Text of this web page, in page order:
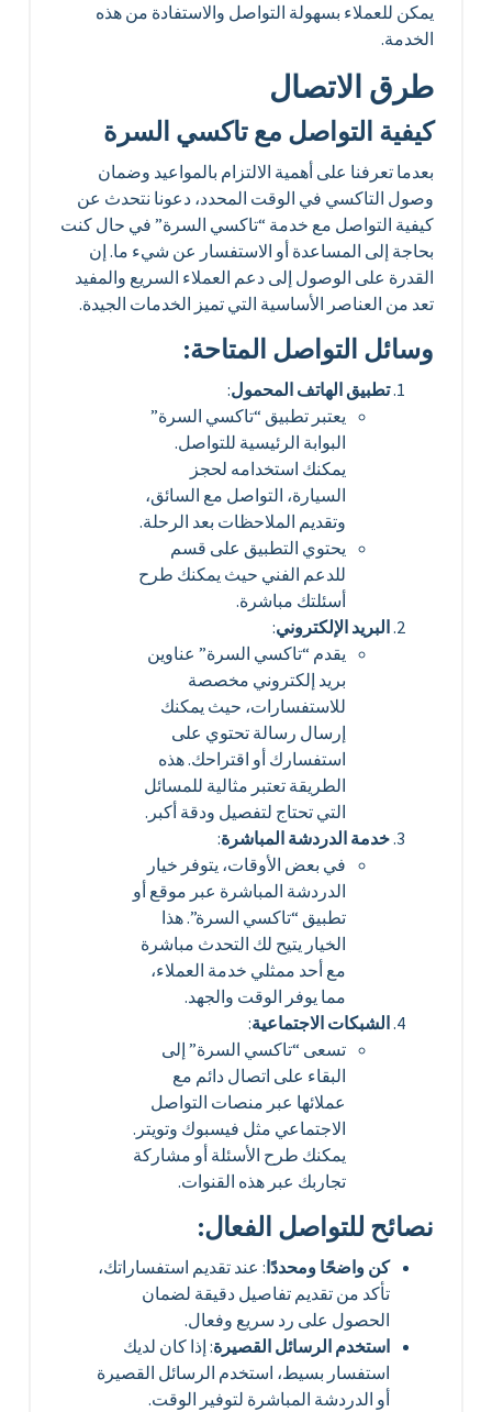
يمكن للعملاء بسهولة التواصل والاستفادة من هذه
الخدمة.
طرق الاتصال
كيفية التواصل مع تاكسي السرة
بعدما تعرفنا على أهمية الالتزام بالمواعيد وضمان
وصول التاكسي في الوقت المحدد، دعونا نتحدث عن
كيفية التواصل مع خدمة “تاكسي السرة” في حال كنت
بحاجة إلى المساعدة أو الاستفسار عن شيء ما. إن
القدرة على الوصول إلى دعم العملاء السريع والمفيد
تعد من العناصر الأساسية التي تميز الخدمات الجيدة.
وسائل التواصل المتاحة:
تطبيق الهاتف المحمول:
يعتبر تطبيق “تاكسي السرة”
البوابة الرئيسية للتواصل.
يمكنك استخدامه لحجز
السيارة، التواصل مع السائق،
وتقديم الملاحظات بعد الرحلة.
يحتوي التطبيق على قسم
للدعم الفني حيث يمكنك طرح
أسئلتك مباشرة.
البريد الإلكتروني
يقدم “تاكسي السرة” عناوين
بريد إلكتروني مخصصة
للاستفسارات، حيث يمكنك
إرسال رسالة تحتوي على
استفسارك أو اقتراحك. هذه
الطريقة تعتبر مثالية للمسائل
التي تحتاج لتفصيل ودقة أكبر.
خدمة الدردشة المباشرة :
في بعض الأوقات، يتوفر خيار
الدردشة المباشرة عبر موقع أو
تطبيق “تاكسي السرة”. هذا
الخيار يتيح لك التحدث مباشرة
مع أحد ممثلي خدمة العملاء،
مما يوفر الوقت والجهد.
الشبكات الاجتماعية:
تسعى “تاكسي السرة” إلى
البقاء على اتصال دائم مع
عملائها عبر منصات التواصل
الاجتماعي مثل فيسبوك وتويتر.
يمكنك طرح الأسئلة أو مشاركة
تجاربك عبر هذه القنوات.
نصائح للتواصل الفعال:
كن واضحًا ومحددًا: عند تقديم استفساراتك،
تأكد من تقديم تفاصيل دقيقة لضمان
الحصول على رد سريع وفعال.
استخدم الرسائل القصيرة : إذا كان لديك
استفسار بسيط، استخدم الرسائل القصيرة
أو الدردشة المباشرة لتوفير الوقت.